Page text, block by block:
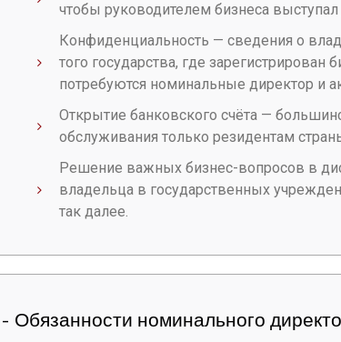
чтобы руководителем бизнеса
Конфиденциальность — сведения о
того государства, где
потребуются номинальные директор и
Открытие банковского счёта —
обслуживания только резидентам
Решение важных бизнес-вопросов в
владельца в государственных
так далее.
- Обязанности номинального